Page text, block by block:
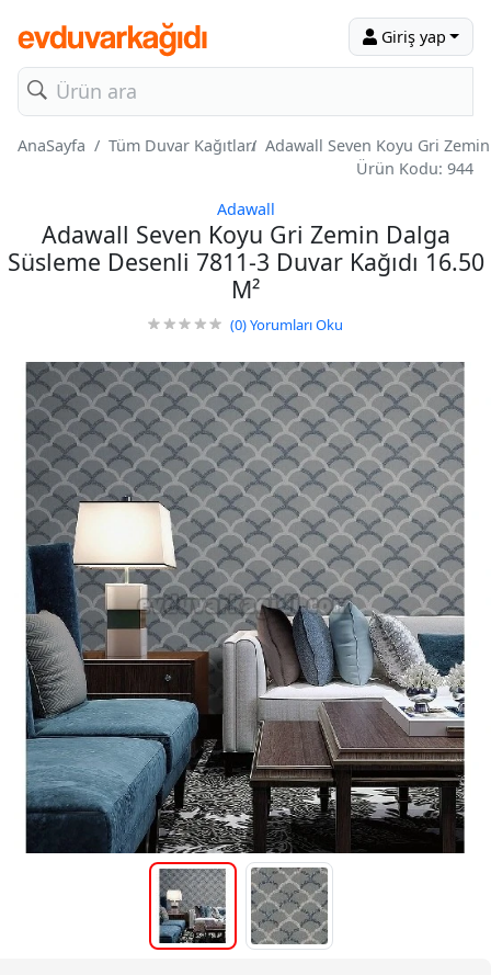
Giriş yap
AnaSayfa Tüm Duvar Kağıtları Adawall Seven Koyu Gri
Ürün Kodu: 944
Adawall
Adawall Seven Koyu Gri Zemin Dalga
Süsleme Desenli 7811-3 Duvar Kağıdı 16.50
M²
(0)Yorumları Oku